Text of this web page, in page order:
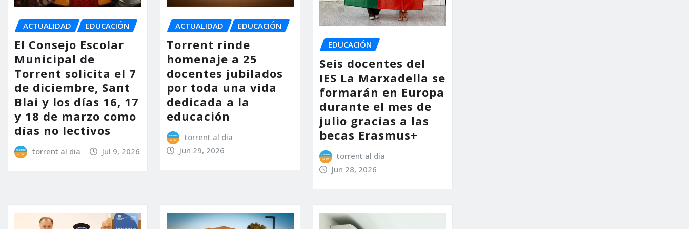
ACTUALIDAD EDUCACIÓN
El Consejo Escolar
Municipal de
Torrent solicita el 7
de diciembre, Sant
Blai y los días 16, 17
y 18 de marzo como
días no lectivos
torrent al dia Jul 9, 2026
ACTUALIDAD EDUCACIÓN
Torrent rinde
homenaje a 25
docentes jubilados
por toda una vida
dedicada a la
educación
torrent al dia
Jun 29, 2026
EDUCACIÓN
Seis docentes del
IES La Marxadella se
formarán en Europa
durante el mes de
julio gracias a las
becas Erasmus+
torrent al dia
Jun 28, 2026